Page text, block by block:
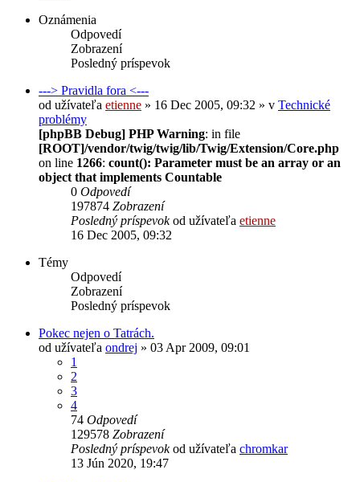
Oznámenia
Odpovedí
Zobrazení
Posledný príspevok
---> Pravidla fora <---
od užívateľa etienne » 16 Dec 2005, 09:32 » v Technické
problémy
[phpBB Debug] PHP Warning: in file
[ROOT]/vendor/twig/twig/lib/Twig/Extension/Core.php
on line 1266: count(): Parameter must be an array or an
object that implements Countable
0 Odpovedí
197874 Zobrazení
Posledný príspevokod užívateľa etienne
16 Dec 2005, 09:32
Témy
Odpovedí
Zobrazení
Posledný príspevok
Pokec nejen o Tatrách.
od užívateľa ondrej » 03 Apr 2009, 09:01
1
2
3
4
74 Odpovedí
129578 Zobrazení
Posledný príspevokod užívateľa chromkar
13 Jún 2020, 19:47